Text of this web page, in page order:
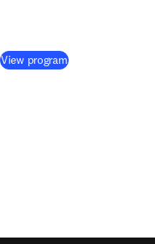
View program(